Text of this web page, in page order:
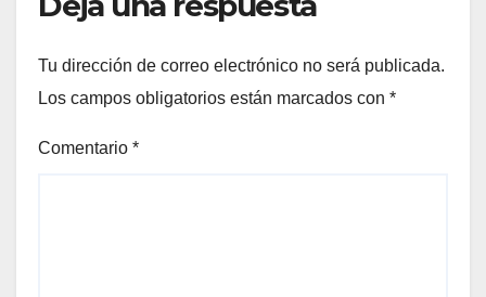
Tu dirección de correo electrónico no será publicada.
Los campos obligatorios están marcados con *
Comentario *